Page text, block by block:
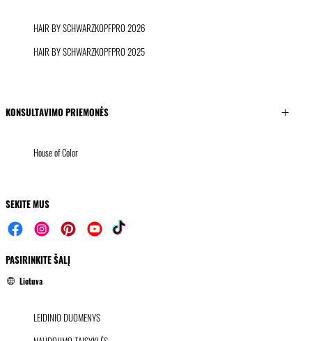
HAIR BY SCHWARZKOPFPRO 2026
HAIR BY SCHWARZKOPFPRO 2025
KONSULTAVIMO PRIEMONĖS
House of Color
SEKITE MUS
PASIRINKITE ŠALĮ
Lietuva
LEIDINIO DUOMENYS